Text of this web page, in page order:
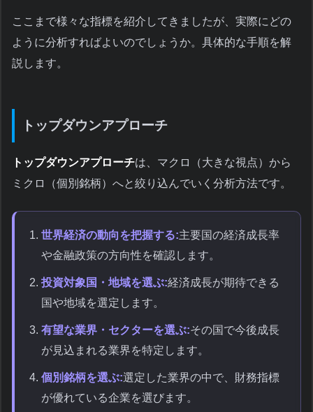
ここまで様々な指標を紹介してきましたが、実際にどの
ように分析すればよいのでしょうか。具体的な手順を解
説します。
トップダウンアプローチ
トップダウンアプローチは、マクロ（大きな視点）から
ミクロ（個別銘柄）へと絞り込んでいく分析方法です。
世界経済の動向を把握する:主要国の経済成長率
や金融政策の方向性を確認します。
投資対象国・地域を選ぶ:経済成長が期待できる
国や地域を選定します。
有望な業界・セクターを選ぶ:その国で今後成長
が見込まれる業界を特定します。
個別銘柄を選ぶ:選定した業界の中で、財務指標
が優れている企業を選びます。